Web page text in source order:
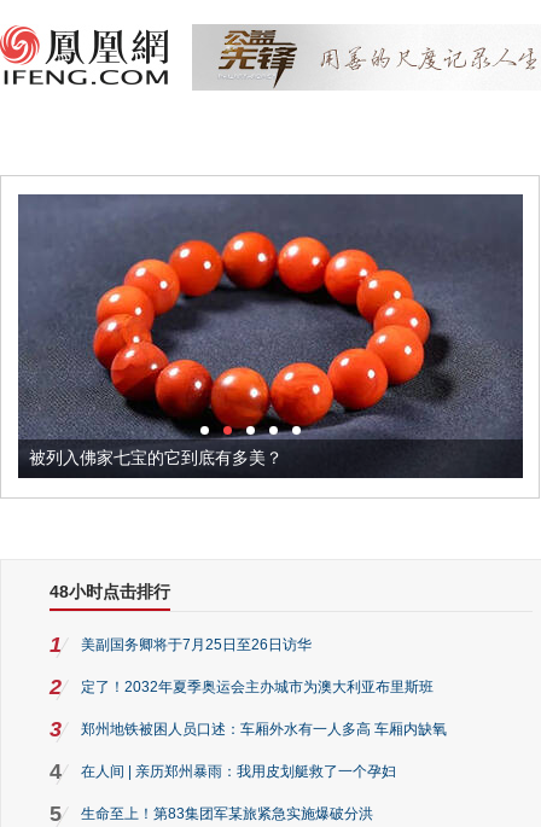
被列入佛家七宝的它到底有多美？
48小时点击排行
1 美副国务卿将于7月25日至26日访华
2 定了！2032年夏季奥运会主办城市为澳大利亚布里斯班
3 郑州地铁被困人员口述：车厢外水有一人多高 车厢内缺氧
4 在人间 | 亲历郑州暴雨：我用皮划艇救了一个孕妇
5 生命至上！第83集团军某旅紧急实施爆破分洪